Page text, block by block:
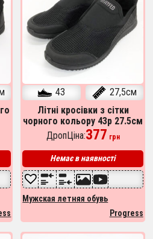
43
27,5см
Літні кросівки з сітки
чорного кольору 43р 27.5см
українського виробництва
ДропЦіна:377 грн
Немає в наявності
Мужская летняя обувь
Progress